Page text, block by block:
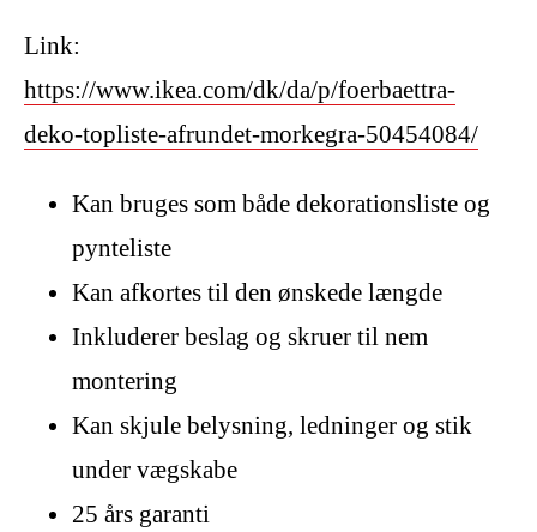
Link:
https://www.ikea.com/dk/da/p/foerbaettra-
deko-topliste-afrundet-morkegra-50454084/
Kan bruges som både dekorationsliste og
pynteliste
Kan afkortes til den ønskede længde
Inkluderer beslag og skruer til nem
montering
Kan skjule belysning, ledninger og stik
under vægskabe
25 års garanti